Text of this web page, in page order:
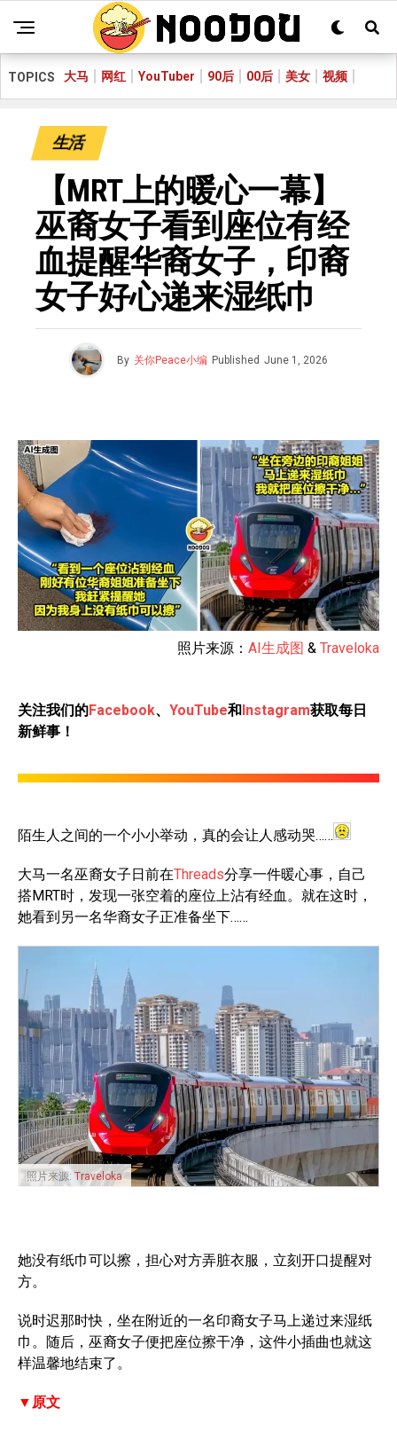
TOPICS 大马 网红 YouTuber 90后 00后 美女 视频
生活
【MRT上的暖心一幕】
巫裔女子看到座位有经
血提醒华裔女子，印裔
女子好心递来湿纸巾
By 关你Peace小编 Published June 1, 2026
照片来源： AI生成图 & Traveloka
关注我们的Facebook、 YouTube和Instagram获取每日
新鲜事！
陌生人之间的一个小小举动，真的会让人感动哭……
大马一名巫裔女子日前在Threads分享一件暖心事，自己
搭MRT时，发现一张空着的座位上沾有经血。就在这时，
她看到另一名华裔女子正准备坐下……
照片来源: Traveloka
她没有纸巾可以擦，担心对方弄脏衣服，立刻开口提醒对
方。
说时迟那时快，坐在附近的一名印裔女子马上递过来湿纸
巾。随后，巫裔女子便把座位擦干净，这件小插曲也就这
样温馨地结束了。
▼原文